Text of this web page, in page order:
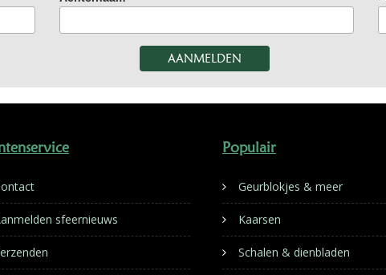
sfeernieuws
Populair
Geurblokjes & meer
Kaarsen
Schalen & dienbladen